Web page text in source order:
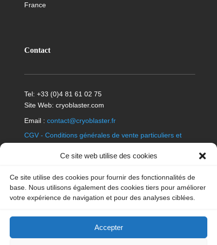
Ce site web utilise des cookies
Ce site utilise des cookies pour fournir des fonctionnalités de
base. Nous utilisons également des cookies tiers pour améliorer
votre expérience de navigation et pour des analyses ciblées.
Accepter
France
Contact
Tel: +33 (0)4 81 61 02 75
Site Web: cryoblaster.com
Email : contact@cryoblaster.fr
CGV - Conditions générales de vente particuliers et
Mentions légales
responsabilité
News Archives |